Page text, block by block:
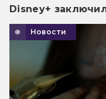
Disney+
Новости